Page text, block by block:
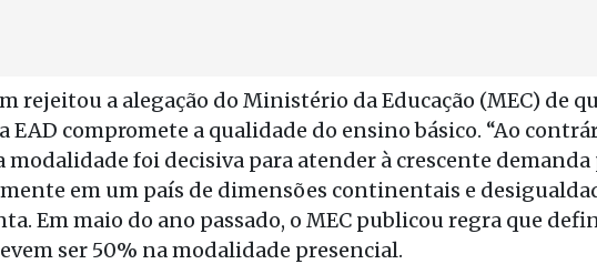
rejeitou a alegação do Ministério da Educação (MEC) de
EAD compromete a qualidade do ensino básico. “Ao
modalidade foi decisiva para atender à crescente demanda
em um país de dimensões continentais e
Em maio do ano passado, o MEC publicou regra que
ser 50% na modalidade presencial.